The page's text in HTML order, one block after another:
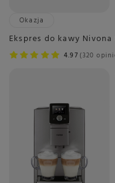
Okazja
Ekspres do kawy Nivona
4.97 320